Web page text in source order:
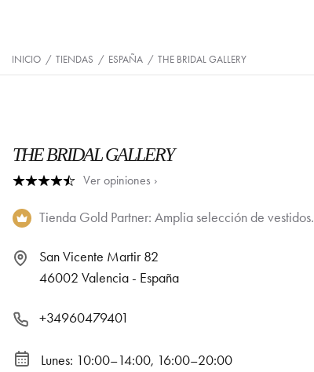
INICIO / TIENDAS / ESPAÑA / THE BRIDAL GALLERY
THE BRIDAL GALLERY
Ver opiniones ›
Tienda Gold Partner: Amplia selección de vestidos.
San Vicente Martir 82
46002 Valencia - España
+34960479401
Lunes: 10:00–14:00, 16:00–20:00